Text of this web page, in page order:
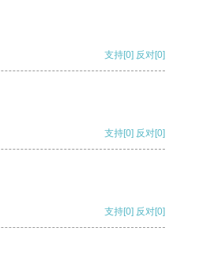
支持[0] 反对[0]
支持[0] 反对[0]
支持[0] 反对[0]